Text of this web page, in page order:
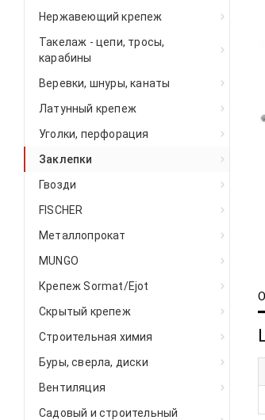
Нержавеющий крепеж
Такелаж - цепи, тросы,
карабины
Веревки, шнуры, канаты
Латунный крепеж
Уголки, перфорация
Заклепки
Гвозди
FISCHER
Металлопрокат
MUNGO
Крепеж Sormat/Ejot
Скрытый крепеж
Строительная химия
Буры, сверла, диски
Вентиляция
Садовый и строительный